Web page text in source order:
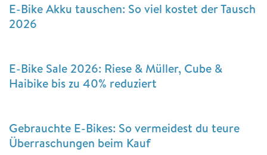
E-Bike Akku tauschen: So viel kostet der Tausch
2026
E-Bike Sale 2026: Riese & Müller, Cube &
Haibike bis zu 40% reduziert
Gebrauchte E-Bikes: So vermeidest du teure
Überraschungen beim Kauf